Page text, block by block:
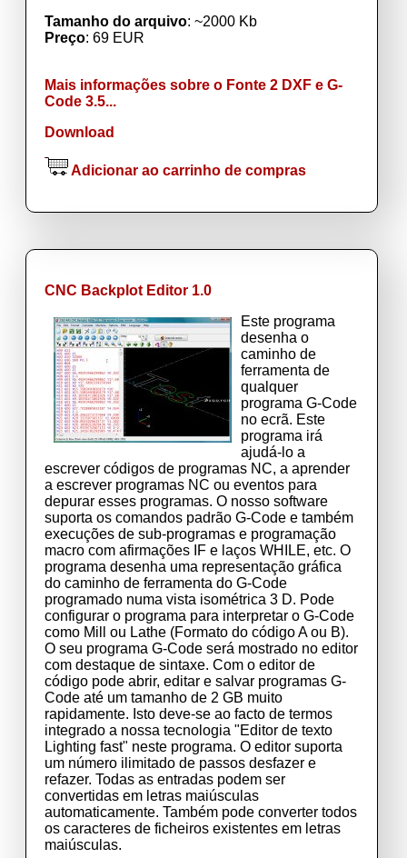
Tamanho do arquivo: ~2000 Kb
Preço: 69 EUR
Mais informações sobre o Fonte 2 DXF e G-
Code 3.5...
Download
Adicionar ao carrinho de compras
CNC Backplot Editor 1.0
Este programa
desenha o
caminho de
ferramenta de
qualquer
programa G-Code
no ecrã. Este
programa irá
ajudá-lo a
escrever códigos de programas NC, a aprender
a escrever programas NC ou eventos para
depurar esses programas. O nosso software
suporta os comandos padrão G-Code e também
execuções de sub-programas e programação
macro com afirmações IF e laços WHILE, etc. O
programa desenha uma representação gráfica
do caminho de ferramenta do G-Code
programado numa vista isométrica 3 D. Pode
configurar o programa para interpretar o G-Code
como Mill ou Lathe (Formato do código A ou B).
O seu programa G-Code será mostrado no editor
com destaque de sintaxe. Com o editor de
código pode abrir, editar e salvar programas G-
Code até um tamanho de 2 GB muito
rapidamente. Isto deve-se ao facto de termos
integrado a nossa tecnologia "Editor de texto
Lighting fast" neste programa. O editor suporta
um número ilimitado de passos desfazer e
refazer. Todas as entradas podem ser
convertidas em letras maiúsculas
automaticamente. Também pode converter todos
os caracteres de ficheiros existentes em letras
maiúsculas.